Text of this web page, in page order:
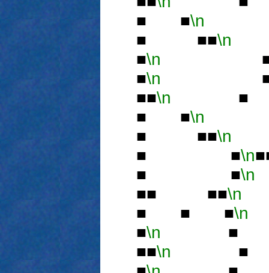
■ ■\n
■ ■■\n
■\n
■\n
■■\n ■
■ ■\n
■ ■■\n
■ ■\n
■ ■\n
■■ ■■\n
■ ■ ■\n
■\n ■
■■\n ■